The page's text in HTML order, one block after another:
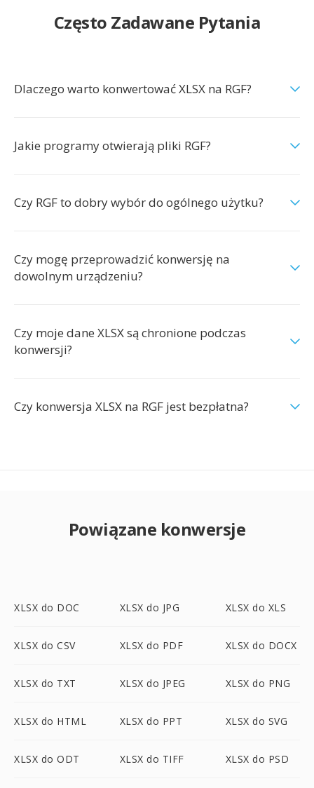
Często Zadawane Pytania
Dlaczego warto konwertować XLSX na RGF?
Jakie programy otwierają pliki RGF?
Czy RGF to dobry wybór do ogólnego użytku?
Czy mogę przeprowadzić konwersję na
dowolnym urządzeniu?
Czy moje dane XLSX są chronione podczas
konwersji?
Czy konwersja XLSX na RGF jest bezpłatna?
Powiązane konwersje
XLSX do DOC XLSX do JPG XLSX do XLS
XLSX do CSV XLSX do PDF XLSX do DOCX
XLSX do TXT XLSX do JPEG XLSX do PNG
XLSX do HTML XLSX do PPT XLSX do SVG
XLSX do ODT XLSX do TIFF XLSX do PSD